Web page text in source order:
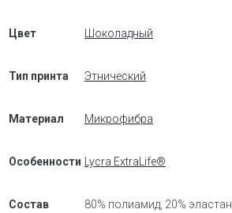
Цвет Шоколадный
Тип принта Этнический
Материал Микрофибра
Особенности Lycra ExtraLife®
Состав 80% полиамид, 20% эластан